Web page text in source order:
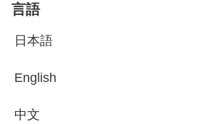
言語
日本語
English
中文